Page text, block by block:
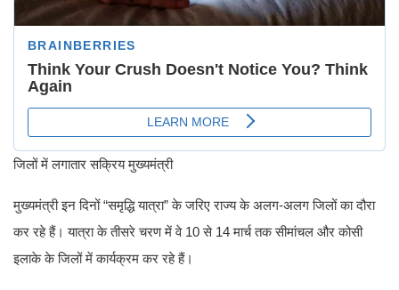
जिलों में लगातार सक्रिय मुख्यमंत्री
मुख्यमंत्री इन दिनों “समृद्धि यात्रा” के जरिए राज्य के अलग-अलग जिलों का दौरा
कर रहे हैं। यात्रा के तीसरे चरण में वे 10 से 14 मार्च तक सीमांचल और कोसी
इलाके के जिलों में कार्यक्रम कर रहे हैं।